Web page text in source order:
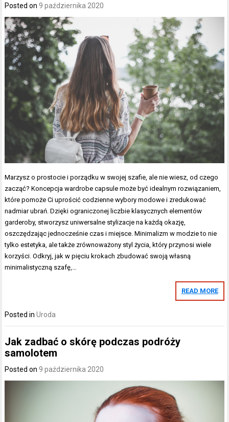
Posted on9 października 2020
Marzysz o prostocie i porządku w swojej szafie, ale nie wiesz, od czego
zacząć? Koncepcja wardrobe capsule może być idealnym rozwiązaniem,
które pomoże Ci uprościć codzienne wybory modowe i zredukować
nadmiar ubrań. Dzięki ograniczonej liczbie klasycznych elementów
garderoby, stworzysz uniwersalne stylizacje na każdą okazję,
oszczędzając jednocześnie czas i miejsce. Minimalizm w modzie to nie
tylko estetyka, ale także zrównoważony styl życia, który przynosi wiele
korzyści. Odkryj, jak w pięciu krokach zbudować swoją własną
minimalistyczną szafę,…
READ MORE
Posted inUroda
Jak zadbać o skórę podczas podróży
samolotem
Posted on9 października 2020